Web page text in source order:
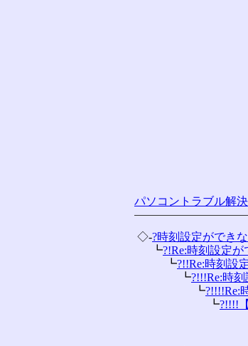
パソコントラブル解
◇-?時刻設定ができ
┗?!Re:時刻設定が
┗?!!Re:時刻設
┗?!!!Re:時
┗?!!!!Re:
┗?!!!!